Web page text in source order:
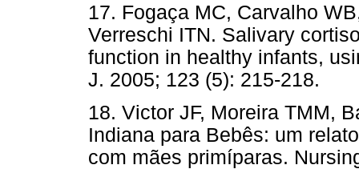
17. Fogaça MC, Carvalho
Verreschi ITN. Salivary
function in healthy infants,
J. 2005; 123 (5): 215-
18. Victor JF, Moreira TMM,
Indiana para Bebês: um
com mães primíparas.